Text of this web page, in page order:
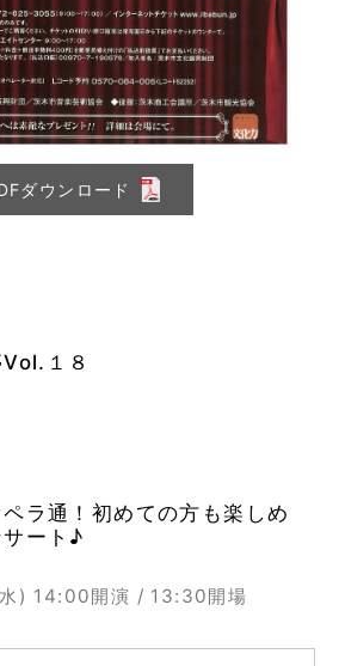
ダウンロード
１８
ラ通！初めての方も楽しめ
ート♪
) 14:00開演 / 13:30開場